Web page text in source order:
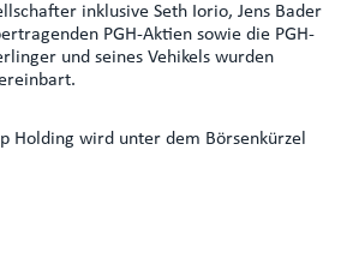
inklusive Seth Iorio, Jens Bader
PGH-Aktien sowie die PGH-
und seines Vehikels wurden
Holding wird unter dem Börsenkürzel